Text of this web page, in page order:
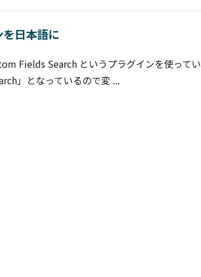
日本語に
Fields Search というプラグインを使ってい
」となっているので変 ...